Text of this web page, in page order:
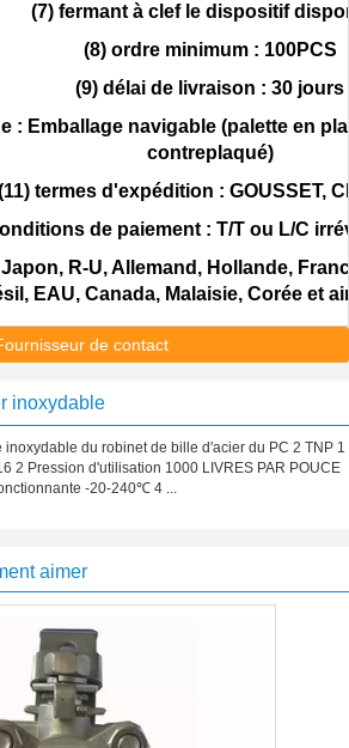
(7) fermant à clef le dispositif
(8) ordre minimum : 100PCS
(9) délai de livraison : 30 jours
: Emballage navigable (palette en
contreplaqué)
termes d'expédition : GOUSSET,
de paiement : T/T ou L/C
R-U, Allemand, Hollande,
EAU, Canada, Malaisie, Corée et
de contact
inoxydable
inoxydable du robinet de bille d'acier du PC 2 TNP 1
2 Pression d'utilisation 1000 LIVRES PAR POUCE
-20-240℃ 4 ...
aimer